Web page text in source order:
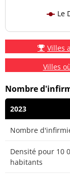
Le
Villes
Villes
Nombre
2023
Nombre
Densité pour 10
habitants